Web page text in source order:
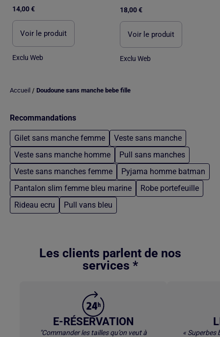
14,00 €
Voir le produit
Exclu Web
18,00 €
Voir le produit
Exclu Web
Accueil / Doudoune sans manche bebe fille
Recommandations
Gilet sans manche femme
Veste sans manche
Veste sans manche homme
Pull sans manches
Veste sans manches femme
Pyjama homme batman
Pantalon slim femme bleu marine
Robe portefeuille
Rideau ecru
Pull vans bleu
Les clients parlent de nos
services *
E-RÉSERVATION
"Commander les tailles qu’on veut à
« Superbes